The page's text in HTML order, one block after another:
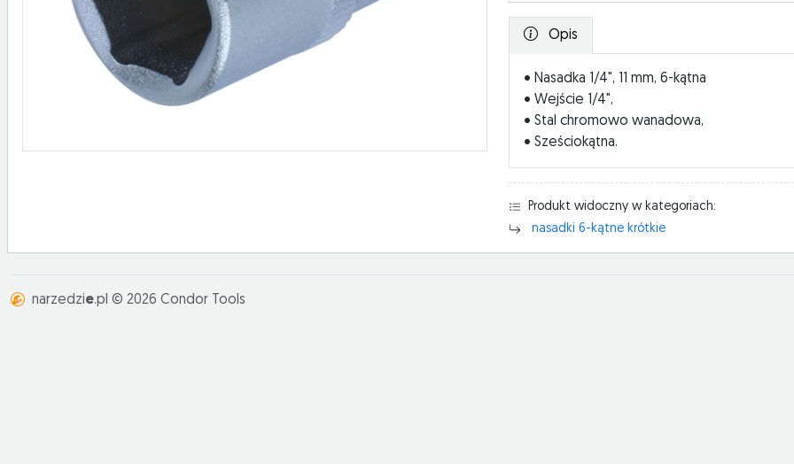
Opis
• Nasadka 1/4", 11 mm, 6-kątna
• Wejście 1/4",
• Stal chromowo wanadowa,
• Sześciokątna.
Produkt widoczny w kategoriach:
nasadki 6-kątne krótkie
narzedzie.pl © 2026 Condor Tools